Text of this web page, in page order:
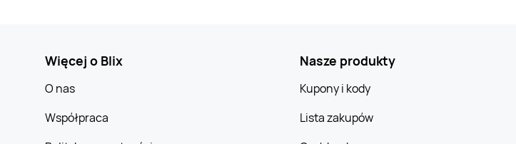
Więcej o Blix
O nas
Współpraca
Nasze produkty
Kupony i kody
Lista zakupów